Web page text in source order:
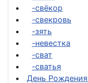
-свёкор
-свекровь
-зять
-невестка
-сват
-сватья
День